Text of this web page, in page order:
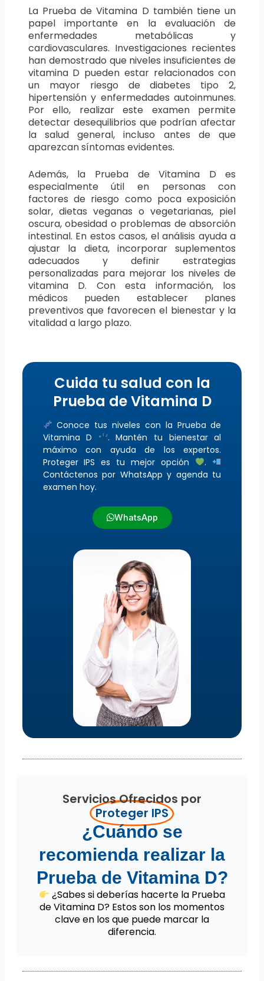
La Prueba de Vitamina D también tiene un
papel importante en la evaluación de
enfermedades metabólicas y
cardiovasculares. Investigaciones recientes
han demostrado que niveles insuficientes de
vitamina D pueden estar relacionados con
un mayor riesgo de diabetes tipo 2,
hipertensión y enfermedades autoinmunes.
Por ello, realizar este examen permite
detectar desequilibrios que podrían afectar
la salud general, incluso antes de que
aparezcan síntomas evidentes.
Además, la Prueba de Vitamina D es
especialmente útil en personas con
factores de riesgo como poca exposición
solar, dietas veganas o vegetarianas, piel
oscura, obesidad o problemas de absorción
intestinal. En estos casos, el análisis ayuda a
ajustar la dieta, incorporar suplementos
adecuados y definir estrategias
personalizadas para mejorar los niveles de
vitamina D. Con esta información, los
médicos pueden establecer planes
preventivos que favorecen el bienestar y la
vitalidad a largo plazo.
Cuida tu salud con la
Prueba de Vitamina D
Conoce tus niveles con la Prueba de
Vitamina D
. Mantén tu bienestar al
máximo con ayuda de los expertos.
Proteger IPS es tu mejor opción
.
Contáctenos por WhatsApp y agenda tu
examen hoy.
WhatsApp
Servicios Ofrecidos por
Proteger IPS
¿Cuándo se
recomienda realizar la
Prueba de Vitamina D?
¿Sabes si deberías hacerte la Prueba
de Vitamina D? Estos son los momentos
clave en los que puede marcar la
diferencia.